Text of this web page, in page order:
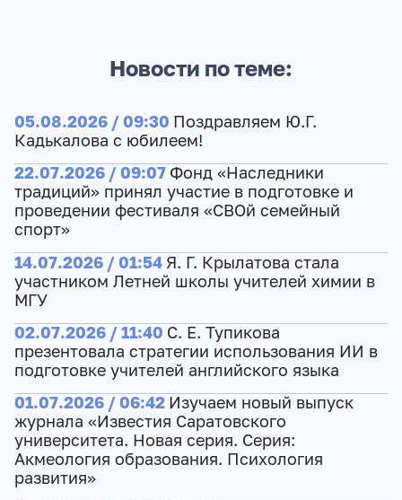
Новости по теме:
05.08.2026 / 09:30 Поздравляем Ю.Г.
Кадькалова с юбилеем!
22.07.2026 / 09:07 Фонд «Наследники
традиций» принял участие в подготовке и
проведении фестиваля «СВОй семейный
спорт»
14.07.2026 / 01:54 Я. Г. Крылатова стала
участником Летней школы учителей химии в
МГУ
02.07.2026 / 11:40 С. Е. Тупикова
презентовала стратегии использования ИИ в
подготовке учителей английского языка
01.07.2026 / 06:42 Изучаем новый выпуск
журнала «Известия Саратовского
университета. Новая серия. Серия:
Акмеология образования. Психология
развития»